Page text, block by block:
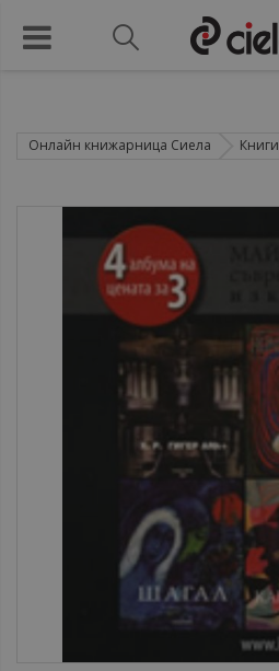
Онлайн книжарница Сиела Книги